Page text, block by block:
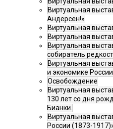
Виртуальная
Андерсен!»
Виртуальная
Виртуальная
Виртуальная
собиратель
Виртуальная
и экономике
Освобождение
Виртуальная
130 лет со дня
Бианки.
Виртуальная
России (1873-